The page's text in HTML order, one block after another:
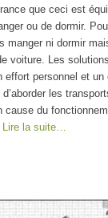
que ceci est
ou de dormir.
manger ni dormir
voiture. Les
effort personnel et un
d’aborder les
cause du
Lire la suite…